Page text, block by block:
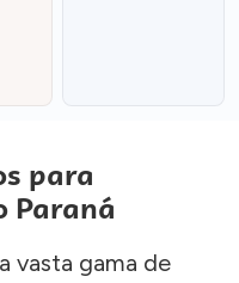
para
Paraná
vasta gama de